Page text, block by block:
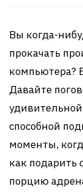
Вы когда-
прокачать
компьютера?
Давайте
способной
моменты,
как подарить
порцию